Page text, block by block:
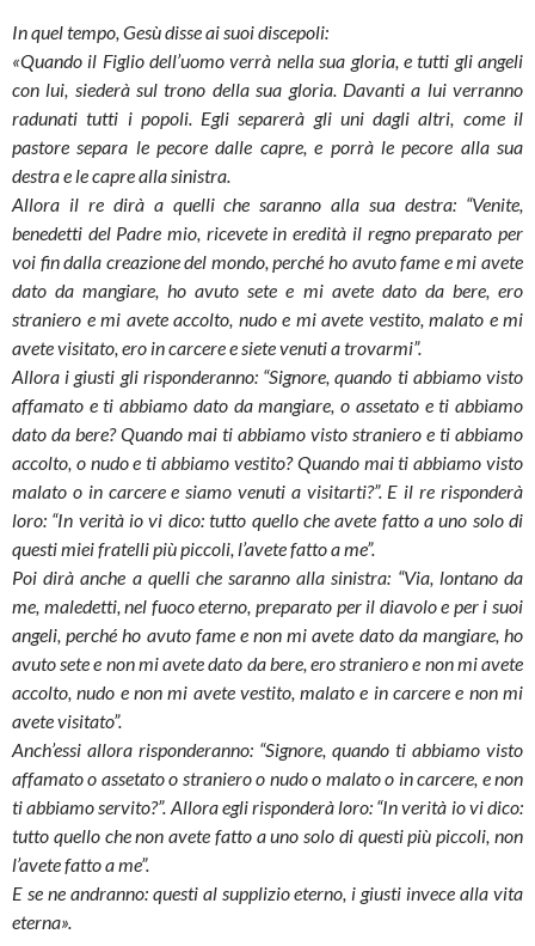
In quel tempo, Gesù disse ai suoi discepoli:
«Quando il Figlio dell’uomo verrà nella sua gloria, e tutti gli angeli
con lui, siederà sul trono della sua gloria. Davanti a lui verranno
radunati tutti i popoli. Egli separerà gli uni dagli altri, come il
pastore separa le pecore dalle capre, e porrà le pecore alla sua
destra e le capre alla sinistra.
Allora il re dirà a quelli che saranno alla sua destra: “Venite,
benedetti del Padre mio, ricevete in eredità il regno preparato per
voi fin dalla creazione del mondo, perché ho avuto fame e mi avete
dato da mangiare, ho avuto sete e mi avete dato da bere, ero
straniero e mi avete accolto, nudo e mi avete vestito, malato e mi
avete visitato, ero in carcere e siete venuti a trovarmi”.
Allora i giusti gli risponderanno: “Signore, quando ti abbiamo visto
affamato e ti abbiamo dato da mangiare, o assetato e ti abbiamo
dato da bere? Quando mai ti abbiamo visto straniero e ti abbiamo
accolto, o nudo e ti abbiamo vestito? Quando mai ti abbiamo visto
malato o in carcere e siamo venuti a visitarti?”. E il re risponderà
loro: “In verità io vi dico: tutto quello che avete fatto a uno solo di
questi miei fratelli più piccoli, l’avete fatto a me”.
Poi dirà anche a quelli che saranno alla sinistra: “Via, lontano da
me, maledetti, nel fuoco eterno, preparato per il diavolo e per i suoi
angeli, perché ho avuto fame e non mi avete dato da mangiare, ho
avuto sete e non mi avete dato da bere, ero straniero e non mi avete
accolto, nudo e non mi avete vestito, malato e in carcere e non mi
avete visitato”.
Anch’essi allora risponderanno: “Signore, quando ti abbiamo visto
affamato o assetato o straniero o nudo o malato o in carcere, e non
ti abbiamo servito?”. Allora egli risponderà loro: “In verità io vi dico:
tutto quello che non avete fatto a uno solo di questi più piccoli, non
l’avete fatto a me”.
E se ne andranno: questi al supplizio eterno, i giusti invece alla vita
eterna».